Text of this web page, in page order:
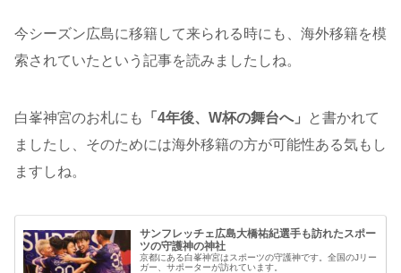
今シーズン広島に移籍して来られる時にも、海外移籍を模
索されていたという記事を読みましたしね。
白峯神宮のお札にも 「4年後、W杯の舞台へ」
と書かれて
ましたし、そのためには海外移籍の方が可能性ある気もし
ますしね。
サンフレッチェ広島大橋祐紀選手も訪れたスポー
ツの守護神の神社
京都にある白峯神宮はスポーツの守護神です。全国のJリー
ガー、サポーターが訪れています。